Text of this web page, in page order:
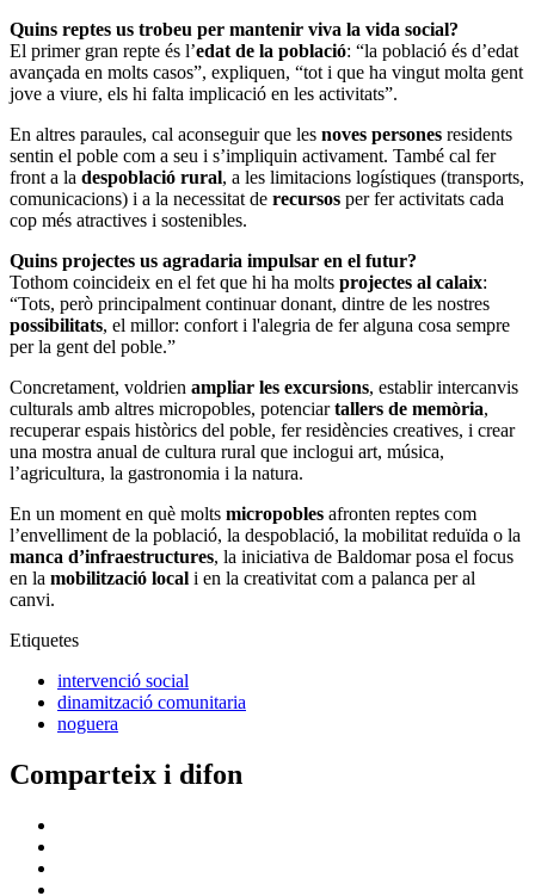
Quins reptes us trobeu per mantenir viva la vida social?
El primer gran repte és l’edat de la població: “la població és d’edat
avançada en molts casos”, expliquen, “tot i que ha vingut molta gent
jove a viure, els hi falta implicació en les activitats”.
En altres paraules, cal aconseguir que les noves persones residents
sentin el poble com a seu i s’impliquin activament. També cal fer
front a la despoblació rural, a les limitacions logístiques (transports,
comunicacions) i a la necessitat de recursos per fer activitats cada
cop més atractives i sostenibles.
Quins projectes us agradaria impulsar en el futur?
Tothom coincideix en el fet que hi ha molts projectes al calaix:
“Tots, però principalment continuar donant, dintre de les nostres
possibilitats, el millor: confort i l'alegria de fer alguna cosa sempre
per la gent del poble.”
Concretament, voldrien ampliar les excursions, establir intercanvis
culturals amb altres micropobles, potenciartallers de memòria,
recuperar espais històrics del poble, fer residències creatives, i crear
una mostra anual de cultura rural que inclogui art, música,
l’agricultura, la gastronomia i la natura.
En un moment en què molts micropobles afronten reptes com
l’envelliment de la població, la despoblació, la mobilitat reduïda o la
manca d’infraestructures, la iniciativa de Baldomar posa el focus
en la mobilització local i en la creativitat com a palanca per al
canvi.
Etiquetes
intervenció social
dinamització comunitaria
noguera
Comparteix i difon